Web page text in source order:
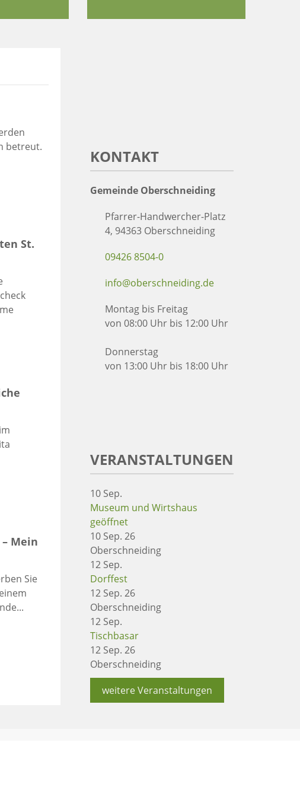
betreut.
St.
Mein
Sie
KONTAKT
Gemeinde Oberschneiding
Pfarrer-Handwercher-Platz
4, 94363 Oberschneiding
09426 8504-0
info@oberschneiding.de
Montag bis Freitag
von 08:00 Uhr bis 12:00 Uhr
Donnerstag
von 13:00 Uhr bis 18:00 Uhr
VERANSTALTUNGEN
10 Sep.
Museum und Wirtshaus
geöffnet
10 Sep. 26
Oberschneiding
12 Sep.
Dorffest
12 Sep. 26
Oberschneiding
12 Sep.
Tischbasar
12 Sep. 26
Oberschneiding
weitere Veranstaltungen